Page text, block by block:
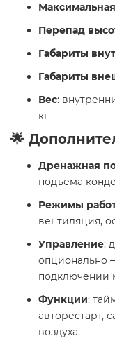
Перепад
Габариты
Габариты
Вес:
кг
🌟
Дренажная
подъема
Режимы
вентиляция,
Управление:
опционально
подключении
Функции:
авторестарт,
воздуха.